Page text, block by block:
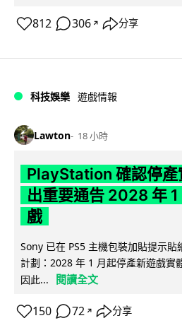
812 306 ↗ 分享
科技娛樂 遊戲情報
Lawton 18 小時
PlayStation 確認停產
出重要通告 2028 年
戲
Sony 已在 PS5 主機包裝加貼提示
計劃：2028 年 1 月起停產新遊戲實
因此...
閱讀全文
150 72 ↗ 分享